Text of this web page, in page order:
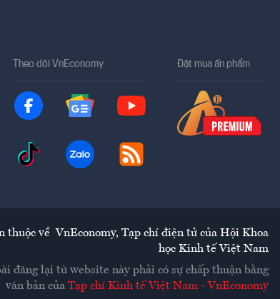
Theo dõi VnEconomy Đặt mua ấn phẩm
thuộc về VnEconomy, Tạp chí điện tử của Hội Khoa
học Kinh tế Việt Nam
đăng lại từ website này phải có sự chấp thuận bằng
văn bản của Tạp chí Kinh tế Việt Nam - VnEconomy